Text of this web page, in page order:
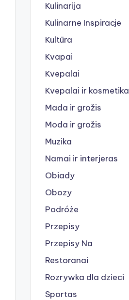
Kulinarija
Kulinarne Inspiracje
Kultūra
Kvapai
Kvepalai
Kvepalai ir kosmetika
Mada ir grožis
Moda ir grožis
Muzika
Namai ir interjeras
Obiady
Obozy
Podróże
Przepisy
Przepisy Na
Restoranai
Rozrywka dla dzieci
Sportas